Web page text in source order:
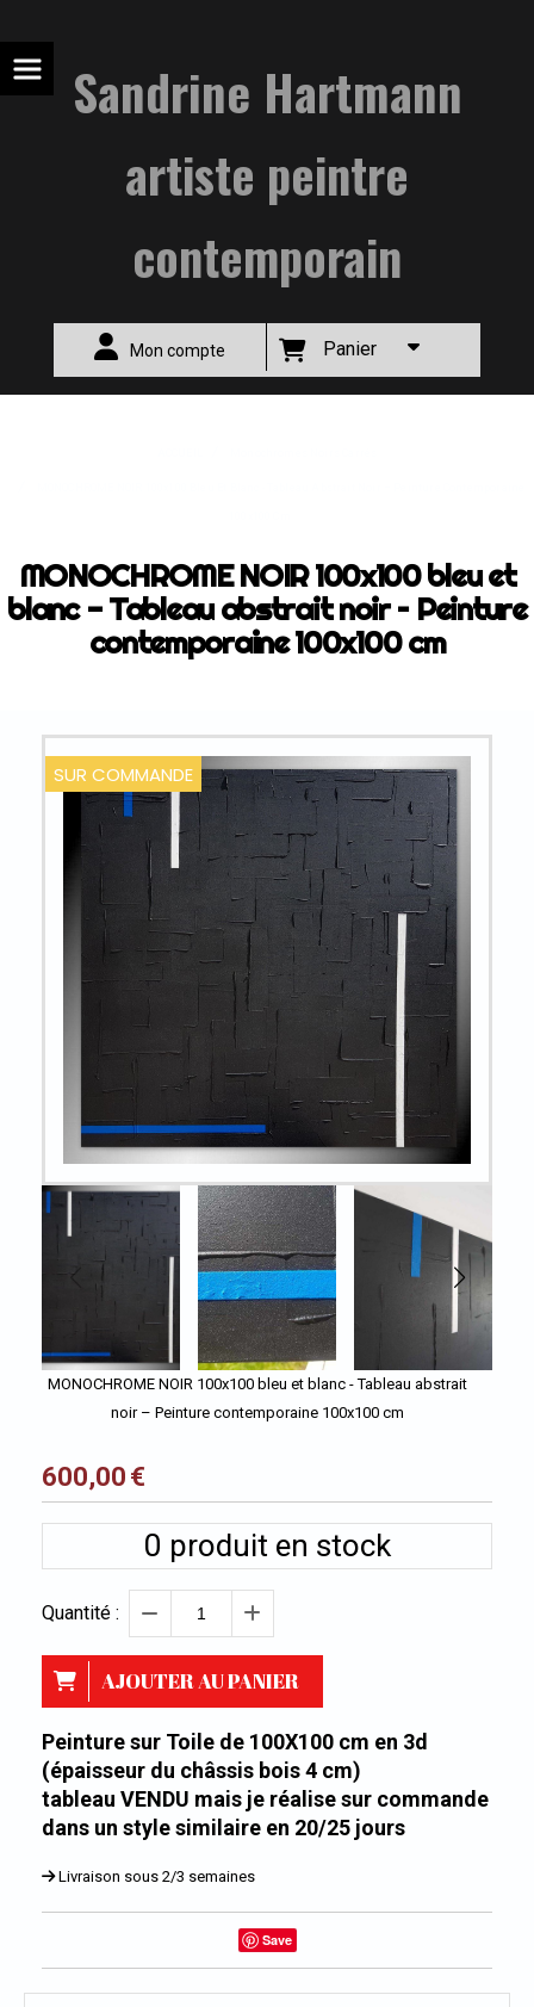
Sandrine Hartmann
artiste peintre
contemporain
Mon compte Panier
MONOCHROME NOIR 100x100 bleu et
blanc - Tableau abstrait noir – Peinture
contemporaine 100x100 cm
SUR COMMANDE
MONOCHROME NOIR 100x100 bleu et blanc - Tableau abstrait
noir – Peinture contemporaine 100x100 cm
600,00 €
0 produit en stock
Quantité :
AJOUTER AU PANIER
Peinture sur Toile de 100X100 cm en 3d
(épaisseur du châssis bois 4 cm)
tableau VENDU mais je réalise sur commande
dans un style similaire en 20/25 jours
Livraison sous 2/3 semaines
Save